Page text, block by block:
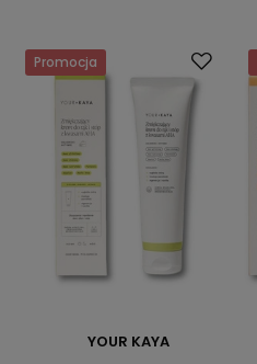
Promocja
YOUR KAYA